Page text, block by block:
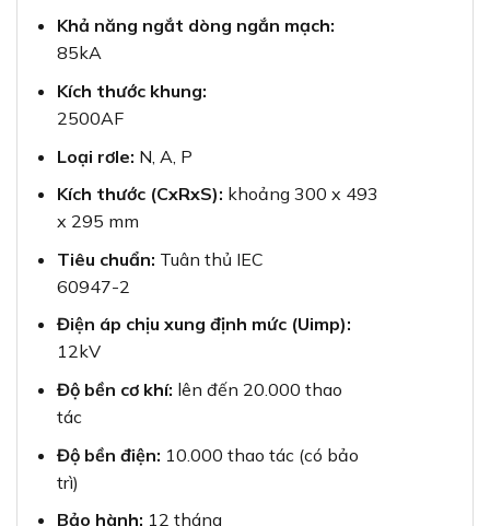
Khả năng ngắt dòng ngắn mạch:
85kA
Kích thước khung:
2500AF
Loại rơle: N, A, P
Kích thước (CxRxS): khoảng 300 x 493
x 295 mm
Tiêu chuẩn: Tuân thủ IEC
60947-2
Điện áp chịu xung định mức (Uimp):
12kV
Độ bền cơ khí: lên đến 20.000 thao
tác
Độ bền điện: 10.000 thao tác (có bảo
trì)
Bảo hành: 12 tháng